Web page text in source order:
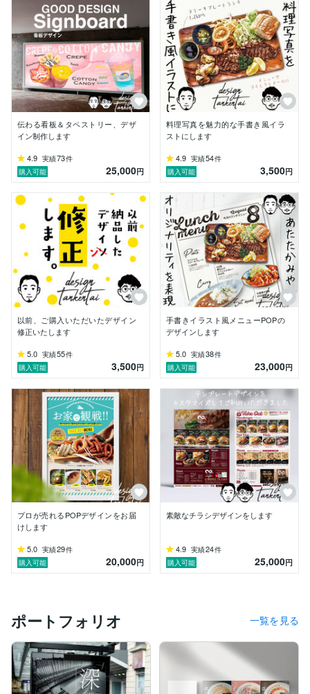
伝わる看板＆タペストリー、デザ
イン制作します
4.9 実績73件
購入可能
25,000円
料理写真を魅力的な手書き風イラ
ストにします
4.9 実績54件
購入可能
3,500円
以前、ご購入いただいたデザイン
修正いたします
5.0 実績55件
購入可能
3,500円
手書きイラスト風メニューPOPの
デザインします
5.0 実績38件
購入可能
23,000円
プロが売れるPOPデザインをお届
けします
5.0 実績29件
購入可能
20,000円
素敵なチラシデザインをします
4.9 実績24件
購入可能
25,000円
ポートフォリオ 一覧を見る